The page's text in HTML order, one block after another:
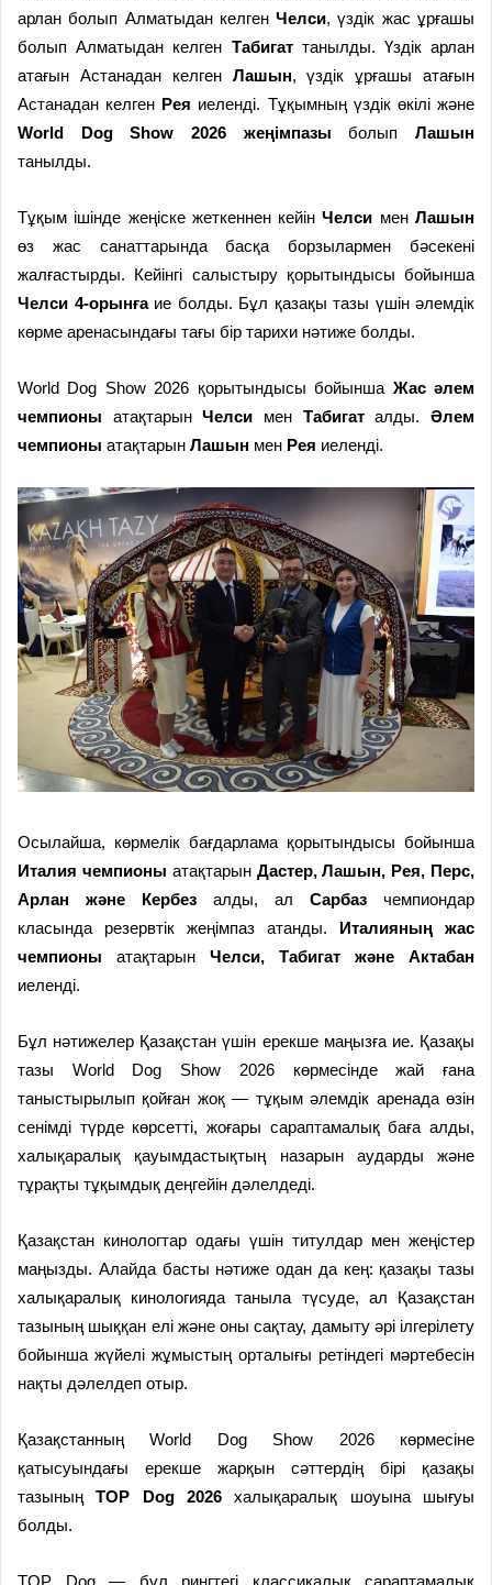
арлан болып Алматыдан келгенЧелси, үздік жас ұрғашы
болып Алматыдан келген Табигаттанылды. Үздік арлан
атағын Астанадан келген Лашын, үздік ұрғашы атағын
Астанадан келген Рея иеленді. Тұқымның үздік өкілі және
World Dog Show 2026 жеңімпазы болыпЛашын
танылды.
Тұқым ішінде жеңіске жеткеннен кейінЧелси менЛашын
өз жас санаттарында басқа борзылармен бәсекені
жалғастырды. Кейінгі салыстыру қорытындысы бойынша
Челси 4-орынғаие болды. Бұл қазақы тазы үшін әлемдік
көрме аренасындағы тағы бір тарихи нәтиже болды.
World Dog Show 2026 қорытындысы бойынша Жас әлем
чемпионы атақтарынЧелси мен Табигаталды.Әлем
чемпионы атақтарын Лашын мен Рея иеленді.
Осылайша, көрмелік бағдарлама қорытындысы бойынша
Италия чемпионы атақтарын Дастер, Лашын, Рея, Перс,
Арлан және Кербез алды, ал Сарбаз чемпиондар
класында резервтік жеңімпаз атанды. Италияның жас
чемпионы атақтарын Челси, Табигат және Актабан
иеленді.
Бұл нәтижелер Қазақстан үшін ерекше маңызға ие. Қазақы
тазы World Dog Show 2026 көрмесінде жай ғана
таныстырылып қойған жоқ — тұқым әлемдік аренада өзін
сенімді түрде көрсетті, жоғары сараптамалық баға алды,
халықаралық қауымдастықтың назарын аударды және
тұрақты тұқымдық деңгейін дәлелдеді.
Қазақстан кинологтар одағы үшін титулдар мен жеңістер
маңызды. Алайда басты нәтиже одан да кең: қазақы тазы
халықаралық кинологияда таныла түсуде, ал Қазақстан
тазының шыққан елі және оны сақтау, дамыту әрі ілгерілету
бойынша жүйелі жұмыстың орталығы ретіндегі мәртебесін
нақты дәлелдеп отыр.
Қазақстанның World Dog Show 2026 көрмесіне
қатысуындағы ерекше жарқын сәттердің бірі қазақы
тазыныңTOP Dog 2026 халықаралық шоуына шығуы
болды.
TOP Dog — бұл рингтегі классикалық сараптамалық